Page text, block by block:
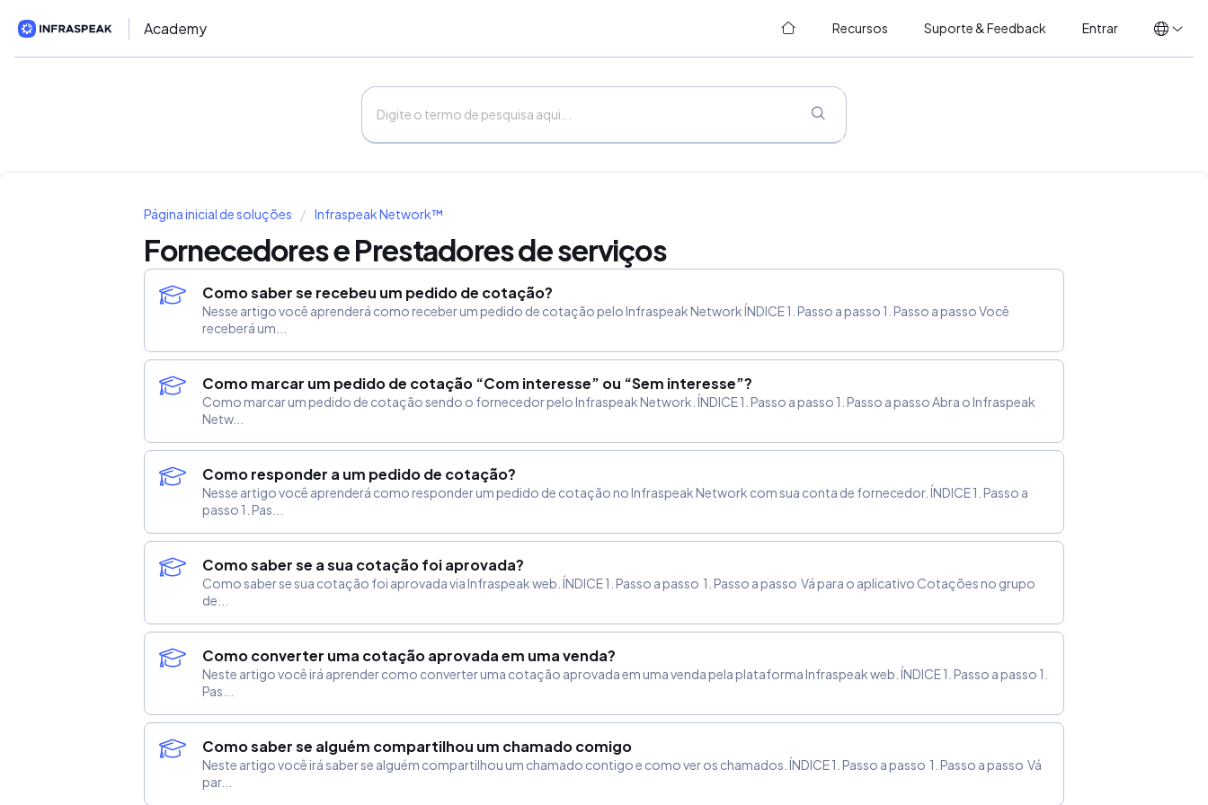
Academy Recursos Suporte & Feedback Entrar
Página inicial de soluções Infraspeak Network™
Fornecedores e Prestadores de serviços
Como saber se recebeu um pedido de cotação?
Nesse artigo você aprenderá como receber um pedido de cotação pelo Infraspeak Network ÍNDICE 1. Passo a passo 1. Passo a passo Você
receberá um...
Como marcar um pedido de cotação “Com interesse” ou “Sem interesse”?
Como marcar um pedido de cotação sendo o fornecedor pelo Infraspeak Network. ÍNDICE 1. Passo a passo 1. Passo a passo Abra o Infraspeak
Netw...
Como responder a um pedido de cotação?
Nesse artigo você aprenderá como responder um pedido de cotação no Infraspeak Network com sua conta de fornecedor. ÍNDICE 1. Passo a
passo 1. Pas...
Como saber se a sua cotação foi aprovada?
Como saber se sua cotação foi aprovada via Infraspeak web. ÍNDICE 1. Passo a passo 1. Passo a passo Vá para o aplicativo Cotações no grupo
de...
Como converter uma cotação aprovada em uma venda?
Neste artigo você irá aprender como converter uma cotação aprovada em uma venda pela plataforma Infraspeak web. ÍNDICE 1. Passo a passo 1.
Pas...
Como saber se alguém compartilhou um chamado comigo
Neste artigo você irá saber se alguém compartilhou um chamado contigo e como ver os chamados. ÍNDICE 1. Passo a passo 1. Passo a passo Vá
par...